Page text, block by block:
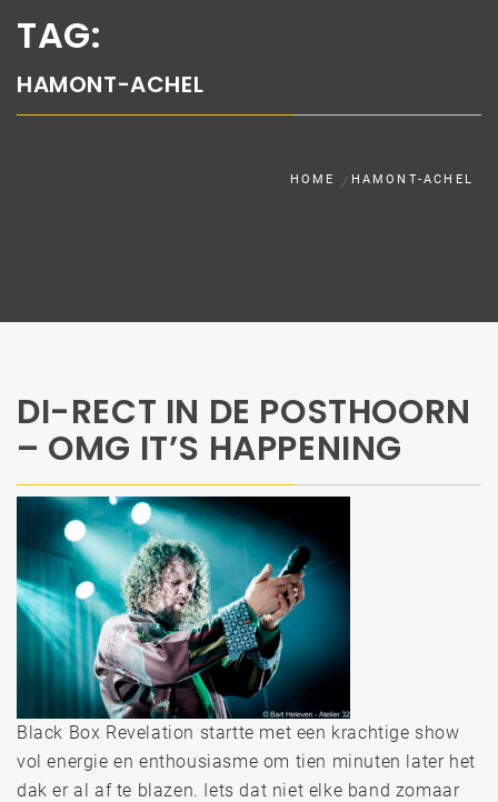
TAG:
HAMONT-ACHEL
HOME HAMONT-ACHEL
DI-RECT IN DE POSTHOORN
– OMG IT’S HAPPENING
Black Box Revelation startte met een krachtige show
vol energie en enthousiasme om tien minuten later het
dak er al af te blazen. Iets dat niet elke band zomaar